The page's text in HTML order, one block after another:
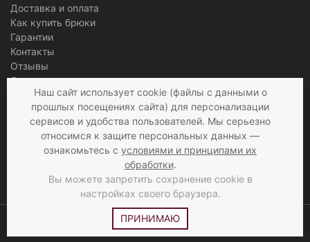
Доставка и оплата
Как купить брюки
Гарантии
Контакты
Отзывы
Оптовым клиентам
Публичная оферта
Конфиденциальность информации
Приложения
Карта сайта
© 1997 - 2026 «Мир брюк»
Наш сайт использует cookie (файлы с данными о
прошлых посещениях сайта) для персонализации
сервисов и удобства пользователей. Мы серьезно
относимся к защите персональных данных —
ознакомьтесь с условиями и принципами их
обработки.
Вы можете запретить сохранение cookie в
настройках своего браузера.
ПРИНИМАЮ